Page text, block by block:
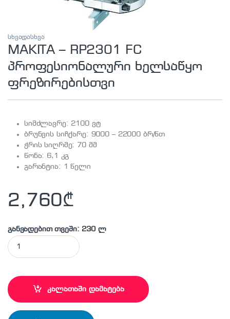
სხვადასხვა
MAKITA – RP2301 FC
პროფესიონალური ხელსაწყო
ფრეზირებისთვი
სიმძლავრე: 2100 ვტ
ბრუნვის სიჩქარე: 9000 – 22000 ბრ/წთ
ჭრის სიღრმე: 70 მმ
წონა: 6,1 კგ
გარანტია: 1 წელი
2,760₾
განვადებით თვეში: 230 ლ
MAKITA - RP2301 FC პროფესიონალური ხელსაწყო
კალათაში დამატება